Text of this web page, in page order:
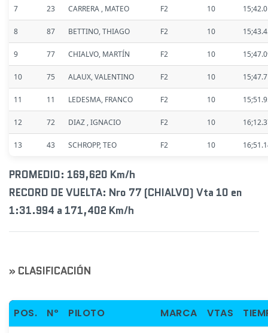
7 23 CARRERA , MATEO F2 10
8 87 BETTINO, THIAGO F2 10
9 77 CHIALVO, MARTÍN F2 10
10 75 ALAUX, VALENTINO F2 10
11 11 LEDESMA, FRANCO F2 10
12 72 DIAZ , IGNACIO F2 10
13 43 SCHROPP, TEO F2 10
PROMEDIO: 169,620 Km/h
RECORD DE VUELTA: Nro 77 (CHIALVO) Vta 10 en
1:31.994 a 171,402 Km/h
» CLASIFICACIÓN
POS. Nº PILOTO MARCA VTAS